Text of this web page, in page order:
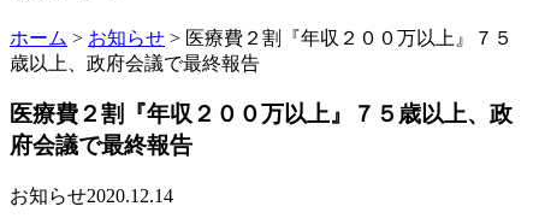
ホーム > お知らせ > 医療費２割『年収２００万以上』７５
歳以上、政府会議で最終報告
医療費２割『年収２００万以上』７５歳以上、政
府会議で最終報告
お知らせ2020.12.14